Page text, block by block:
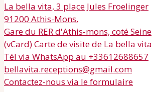
La bella vita, 3 place Jules Froelinger
91200 Athis-Mons.
Gare du RER d'Athis-mons, coté Seine
(vCard) Carte de visite de La bella vita
Tél via WhatsApp au +33612688657
bellavita.receptions@gmail.com
Contactez-nous via le formulaire